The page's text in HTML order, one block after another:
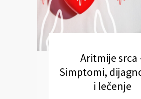
Aritmije srca
Simptomi,
i lečenje